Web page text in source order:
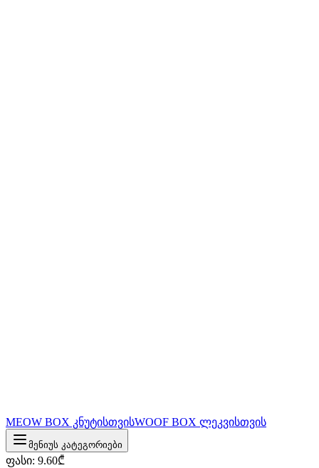
MEOW BOX კნუტისთვისWOOF BOX ლეკვისთვის
მენიუს კატეგორიები
ფასი: 9.60₾